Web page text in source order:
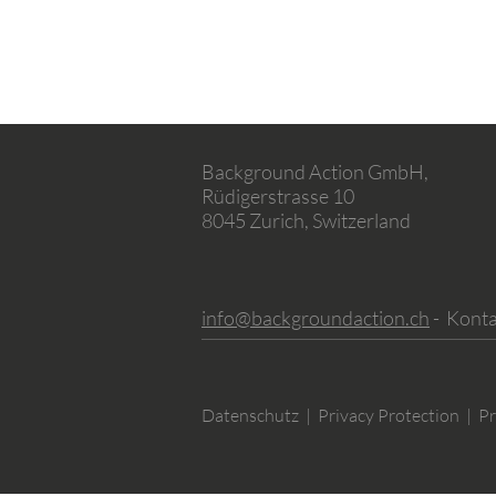
Background Action GmbH,
Rüdigerstrasse 10
8045 Zurich, Switzerland
info@backgroundaction.ch -
Datenschutz | Privacy Protection |